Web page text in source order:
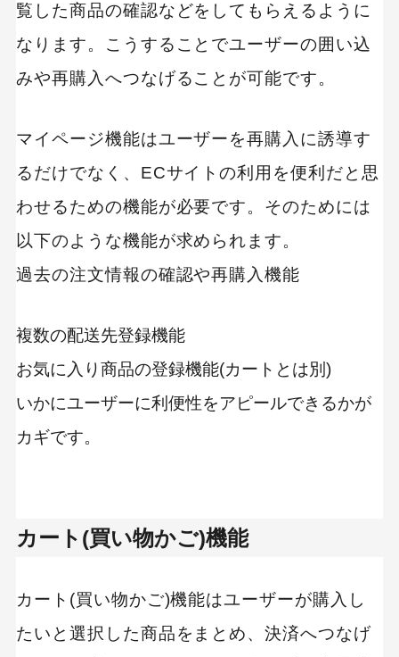
覧した商品の確認などをしてもらえるように
なります。こうすることでユーザーの囲い込
みや再購入へつなげることが可能です。
マイページ機能はユーザーを再購入に誘導す
るだけでなく、ECサイトの利用を便利だと思
わせるための機能が必要です。そのためには
以下のような機能が求められます。
過去の注文情報の確認や再購入機能
複数の配送先登録機能
お気に入り商品の登録機能(カートとは別)
いかにユーザーに利便性をアピールできるかが
カギです。
カート(買い物かご)機能
カート(買い物かご)機能はユーザーが購入し
たいと選択した商品をまとめ、決済へつなげ